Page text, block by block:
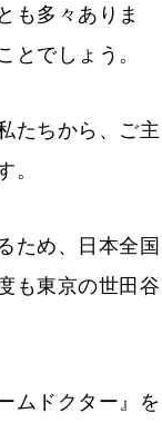
も多々ありま
とでしょう。
たちから、ご主
。
ため、日本全国
も東京の世田谷
ムドクター』を